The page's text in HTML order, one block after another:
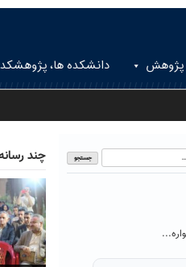
پژوهش دانشکده ها،
چند